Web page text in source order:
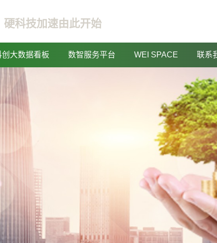
科技加速由此开始
创大数据看板 数智服务平台 WEI SPACE 联系